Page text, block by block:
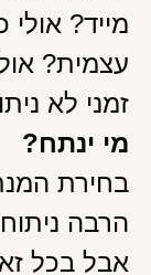
מייד?
עצמית?
זמני לא
מי ינתח?
בחירת
הרבה
אבל בכל